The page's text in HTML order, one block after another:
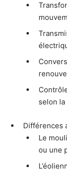
selon
Différences
Le
ou une